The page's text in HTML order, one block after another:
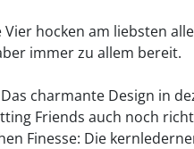
hocken am liebsten
immer zu allem bereit.
charmante Design in
Friends auch noch
Finesse: Die